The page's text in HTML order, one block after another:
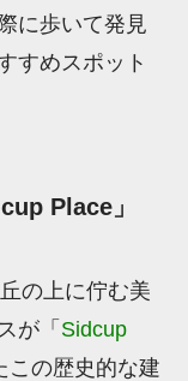
に歩いて発見
すめスポット
Place」
の上に佇む美
が「 Sidcup
この歴史的な建